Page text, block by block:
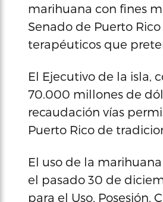
marihuana con fines
Senado de Puerto
terapéuticos que
El Ejecutivo de la isla,
70.000 millones de
recaudación vías
Puerto Rico de
El uso de la
el pasado 30 de
para el Uso, Posesión,